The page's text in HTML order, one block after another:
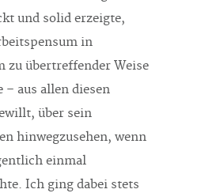
und solid erzeigte,
in
zu übertreffender Weise
aus allen diesen
über sein
hinwegzusehen, wenn
einmal
Ich ging dabei stets